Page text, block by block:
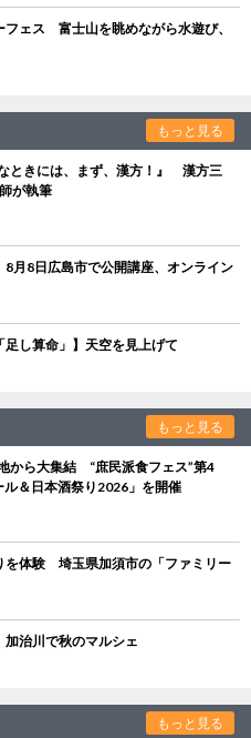
フェス 富士山を眺めながら水遊び、
もっと見る
ときには、まず、漢方！』 漢方三
が執筆
月8日広島市で公開講座、オンライン
足し算命」】天空を見上げて
もっと見る
から大集結 “庶民派食フェス”第4
＆日本酒祭り2026」を開催
を体験 埼玉県加須市の「ファミリー
治川で秋のマルシェ
もっと見る